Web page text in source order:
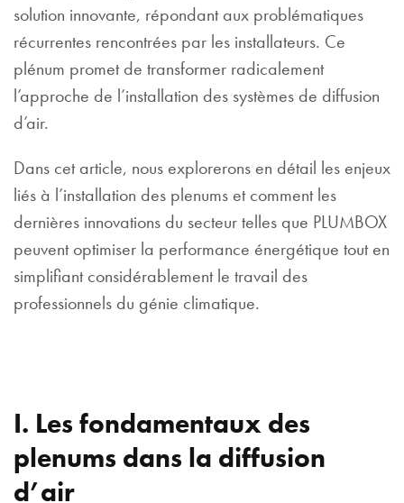
solution innovante, répondant aux problématiques
récurrentes rencontrées par les installateurs. Ce
plénum promet de transformer radicalement
l’approche de l’installation des systèmes de diffusion
d’air.
Dans cet article, nous explorerons en détail les enjeux
liés à l’installation des plenums et comment les
dernières innovations du secteur telles que PLUMBOX
peuvent optimiser la performance énergétique tout en
simplifiant considérablement le travail des
professionnels du génie climatique.
I. Les fondamentaux des
plenums dans la diffusion
d’air